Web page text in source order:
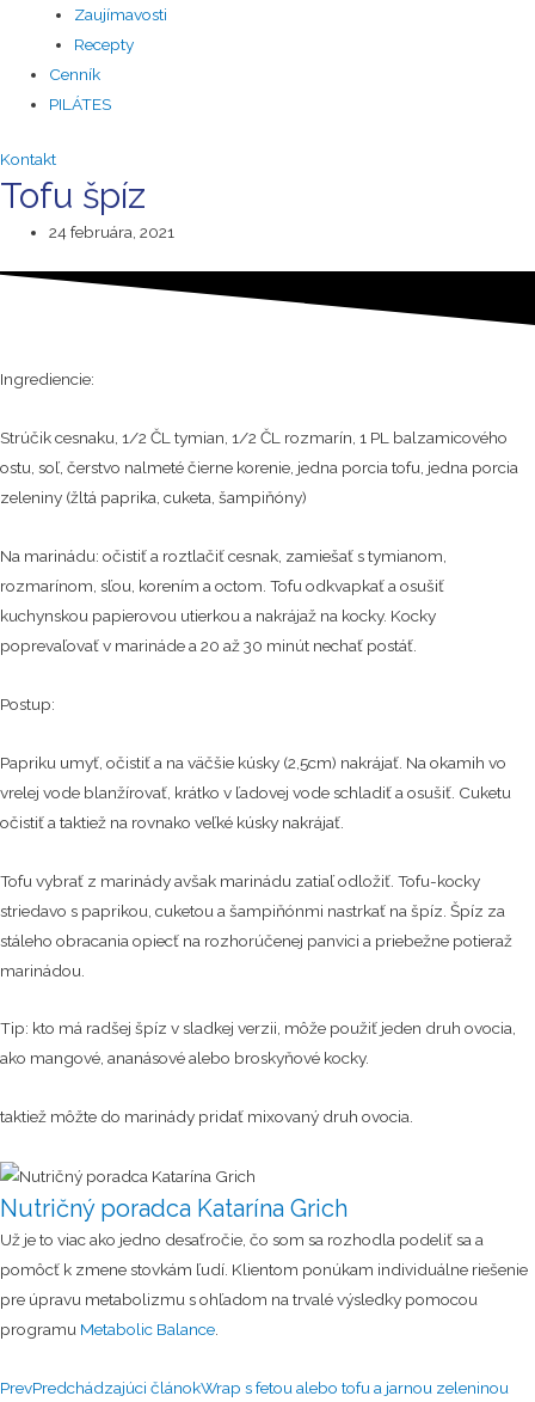
Zaujímavosti
Recepty
Cenník
PILÁTES
Kontakt
Tofu špíz
24 februára, 2021
Ingrediencie:
Strúčik cesnaku, 1/2 ČL tymian, 1/2 ČL rozmarín, 1 PL balzamicového
ostu, soľ, čerstvo nalmeté čierne korenie, jedna porcia tofu, jedna porcia
zeleniny (žltá paprika, cuketa, šampiňóny)
Na marinádu: očistiť a roztlačiť cesnak, zamiešať s tymianom,
rozmarínom, sľou, korením a octom. Tofu odkvapkať a osušiť
kuchynskou papierovou utierkou a nakrájaž na kocky. Kocky
poprevaľovať v marináde a 20 až 30 minút nechať postáť.
Postup:
Papriku umyť, očistiť a na väčšie kúsky (2,5cm) nakrájať. Na okamih vo
vrelej vode blanžírovať, krátko v ľadovej vode schladiť a osušiť. Cuketu
očistiť a taktiež na rovnako veľké kúsky nakrájať.
Tofu vybrať z marinády avšak marinádu zatiaľ odložiť. Tofu-kocky
striedavo s paprikou, cuketou a šampiňónmi nastrkať na špíz. Špíz za
stáleho obracania opiecť na rozhorúčenej panvici a priebežne potieraž
marinádou.
Tip: kto má radšej špíz v sladkej verzii, môže použiť jeden druh ovocia,
ako mangové, ananásové alebo broskyňové kocky.
taktiež môžte do marinády pridať mixovaný druh ovocia.
Nutričný poradca Katarína Grich
Už je to viac ako jedno desaťročie, čo som sa rozhodla podeliť sa a
pomôcť k zmene stovkám ľudí. Klientom ponúkam individuálne riešenie
pre úpravu metabolizmu s ohľadom na trvalé výsledky pomocou
programu Metabolic Balance.
PrevPredchádzajúci článokWrap s fetou alebo tofu a jarnou zeleninou